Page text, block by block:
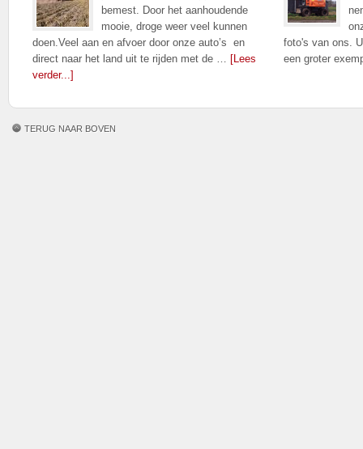
bemest. Door het aanhoudende
mooie, droge weer veel kunnen
doen.Veel aan en afvoer door onze auto’s en
direct naar het land uit te rijden met de … [Lees
verder...]
foto's van ons.
een groter
TERUG NAAR BOVEN